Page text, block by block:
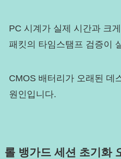
PC 시계가 실제 시간과 크
패킷의 타임스탬프 검증이
CMOS 배터리가 오래된 데
원인입니다.
롤 뱅가드 세션 초기화